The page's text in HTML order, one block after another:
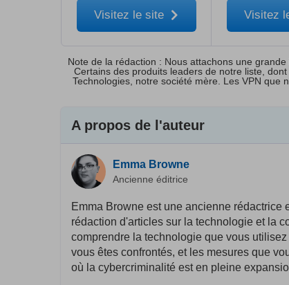
Visitez le site Visitez
Note de la rédaction : Nous attachons une
Certains des produits leaders de notre liste,
Technologies, notre société mère. Les VPN que
A propos de l'auteur
Emma Browne
Ancienne éditrice
Emma Browne est une ancienne rédactrice
rédaction d'articles sur la technologie et la
comprendre la technologie que vous
vous êtes confrontés, et les mesures que
où la cybercriminalité est en pleine